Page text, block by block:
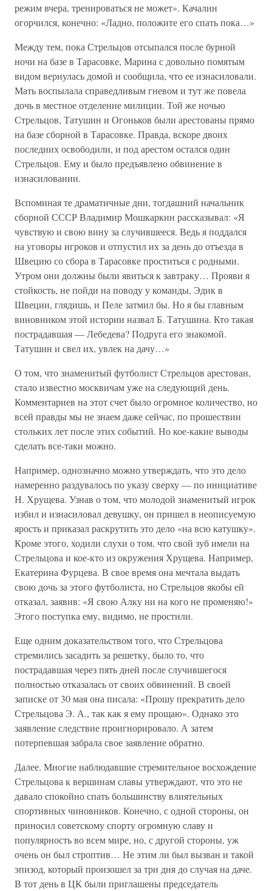
режим вчера, тренироваться не может». Качалин
огорчился, конечно: «Ладно, положите его спать пока…»
Между тем, пока Стрельцов отсыпался после бурной
ночи на базе в Тарасовке, Марина с довольно помятым
видом вернулась домой и сообщила, что ее изнасиловали.
Мать воспылала справедливым гневом и тут же повела
дочь в местное отделение милиции. Той же ночью
Стрельцов, Татушин и Огоньков были арестованы прямо
на базе сборной в Тарасовке. Правда, вскоре двоих
последних освободили, и под арестом остался один
Стрельцов. Ему и было предъявлено обвинение в
изнасиловании.
Вспоминая те драматичные дни, тогдашний начальник
сборной СССР Владимир Мошкаркин рассказывал: «Я
чувствую и свою вину за случившееся. Ведь я поддался
на уговоры игроков и отпустил их за день до отъезда в
Швецию со сбора в Тарасовке проститься с родными.
Утром они должны были явиться к завтраку… Прояви я
стойкость, не пойди на поводу у команды, Эдик в
Швеции, глядишь, и Пеле затмил бы. Но я бы главным
виновником этой истории назвал Б. Татушина. Кто такая
пострадавшая — Лебедева? Подруга его знакомой.
Татушин и свел их, увлек на дачу…»
О том, что знаменитый футболист Стрельцов арестован,
стало известно москвичам уже на следующий день.
Комментариев на этот счет было огромное количество, но
всей правды мы не знаем даже сейчас, по прошествии
стольких лет после этих событий. Но кое-какие выводы
сделать все-таки можно.
Например, однозначно можно утверждать, что это дело
намеренно раздувалось по указу сверху — по инициативе
Н. Хрущева. Узнав о том, что молодой знаменитый игрок
избил и изнасиловал девушку, он пришел в неописуемую
ярость и приказал раскрутить это дело «на всю катушку».
Кроме этого, ходили слухи о том, что свой зуб имели на
Стрельцова и кое-кто из окружения Хрущева. Например,
Екатерина Фурцева. В свое время она мечтала выдать
свою дочь за этого футболиста, но Стрельцов якобы ей
отказал, заявив: «Я свою Алку ни на кого не променяю!»
Этого поступка ему, видимо, не простили.
Еще одним доказательством того, что Стрельцова
стремились засадить за решетку, было то, что
пострадавшая через пять дней после случившегося
полностью отказалась от своих обвинений. В своей
записке от 30 мая она писала: «Прошу прекратить дело
Стрельцова Э. А., так как я ему прощаю». Однако это
заявление следствие проигнорировало. А затем
потерпевшая забрала свое заявление обратно.
Далее. Многие наблюдавшие стремительное восхождение
Стрельцова к вершинам славы утверждают, что это не
давало спокойно спать большинству влиятельных
спортивных чиновников. Конечно, с одной стороны, он
приносил советскому спорту огромную славу и
популярность во всем мире, но, с другой стороны, уж
очень он был строптив… Не этим ли был вызван и такой
эпизод, который произошел за три дня до случая на даче.
В тот день в ЦК были приглашены председатель